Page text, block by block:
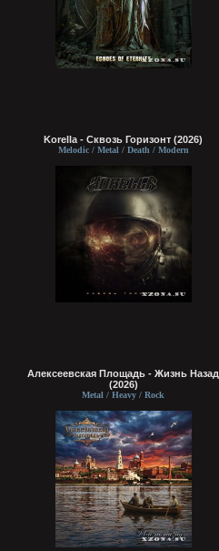
Korella - Сквозь Горизонт (2026)
Melodic / Metal / Death / Modern
Алексеевская Площадь - Жизнь Назад
(2026)
Metal / Heavy / Rock